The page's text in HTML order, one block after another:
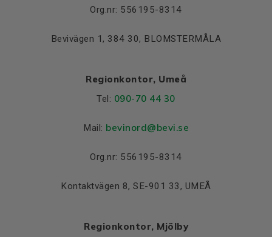
Org.nr: 556195-8314
Bevivägen 1, 384 30, BLOMSTERMÅLA
Regionkontor, Umeå
Tel: 090-70 44 30
Mail: bevinord@bevi.se
Org.nr: 556195-8314
Kontaktvägen 8, SE-901 33, UMEÅ
Regionkontor, Mjölby